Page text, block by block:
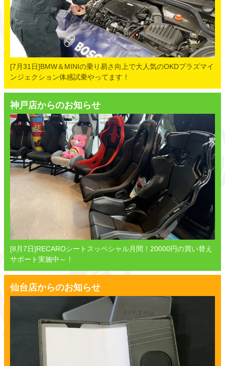
[7月31日]BMW＆MINIの乗り易さ向上で大人気のOKDプラズマイ
ンジェクション体感試乗やってます！
神戸店からのお知らせ
[8月7日]RECAROシートスッペシャル月間！20000円の買い替え
サポート実施中～！
仙台店からのお知らせ